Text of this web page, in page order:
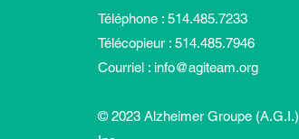
Téléphone : 514.485.7233
Télécopieur : 514.485.7946
Courriel : info@agiteam.org
© 2023 Alzheimer Groupe (A.G.I.)